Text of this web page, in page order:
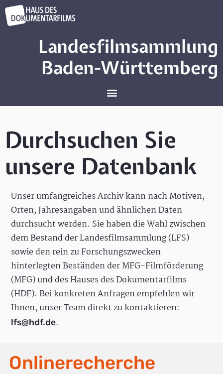
Landesfilmsammlung
Baden-Württemberg
Durchsuchen Sie
unsere Datenbank
Unser umfangreiches Archiv kann nach Motiven,
Orten, Jahresangaben und ähnlichen Daten
durchsucht werden. Sie haben die Wahl zwischen
dem Bestand der Landesfilmsammlung (LFS)
sowie den rein zu Forschungszwecken
hinterlegten Beständen der MFG-Filmförderung
(MFG) und des Hauses des Dokumentarfilms
(HDF). Bei konkreten Anfragen empfehlen wir
Ihnen, unser Team direkt zu kontaktieren:
lfs@hdf.de.
Onlinerecherche